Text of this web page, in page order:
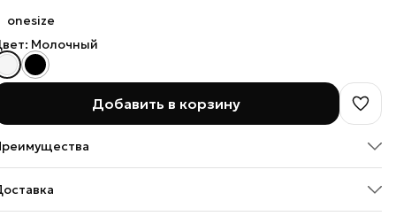
onesize
Молочный
Добавить в корзину
Оплата — картой, СБП или наличными
Оплата частями в Сплит
Доставка в пункты выдачи или до двери: Яндекс, СДЭК